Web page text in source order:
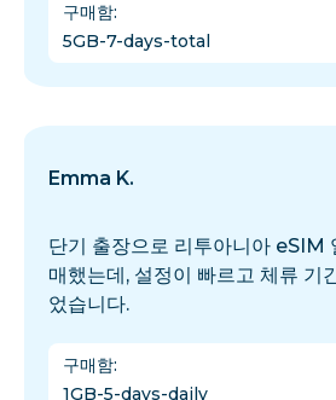
구매함:
5GB-7-days-total
Emma K.
단기 출장으로 리투아니아 eSIM
매했는데, 설정이 빠르고 체류 기
었습니다.
구매함:
1GB-5-days-daily